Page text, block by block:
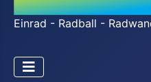
Einrad - Radball -